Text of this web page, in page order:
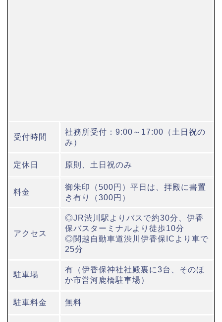
受付時間
社務所受付：9:00～17:00（土日祝の
み）
定休日 原則、土日祝のみ
料金
御朱印（500円）平日は、拝殿に書置
き有り（300円）
アクセス
◎JR渋川駅よりバスで約30分、伊香
保バスターミナルより徒歩10分
◎関越自動車道渋川伊香保ICより車で
25分
駐車場
有（伊香保神社社殿裏に3台、そのほ
か市営河鹿橋駐車場）
駐車料金 無料